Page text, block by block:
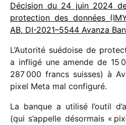
Décision du 24 juin 2024
protec­tion des données
AB, DI-2021–5544 Avanza
L’Autorité suédoise de
a infligé une amende de 15
287 000 francs suisses) à
pixel Meta mal configuré.
La banque a utilisé l’outil
(qui s’appelle désor­mais «